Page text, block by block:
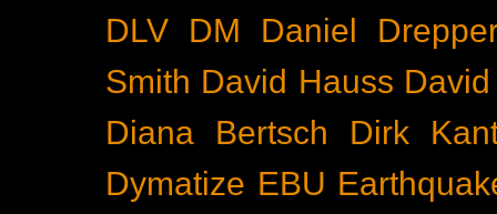
DLV
DM
Daniel
Smith David Hauss
Diana Bertsch
Dirk
Dymatize EBU